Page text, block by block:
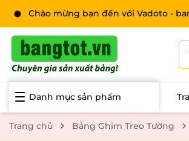
Chào mừng bạn đến với Vadoto -
Danh mục sản phẩm
Trang chủ Bảng Ghim Treo Tường